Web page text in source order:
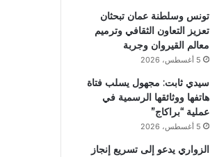
تونس وسلطنة عمان تبحثان
تعزيز التعاون الثقافي وترميم
معالم القيروان وجربة
5 أغسطس، 2026
سيدي ثابت: مجهول يسلب فتاة
هاتفها ووثائقها الرسمية في
عملية “براكاج”
5 أغسطس، 2026
الزواري يدعو إلى تسريع إنجاز